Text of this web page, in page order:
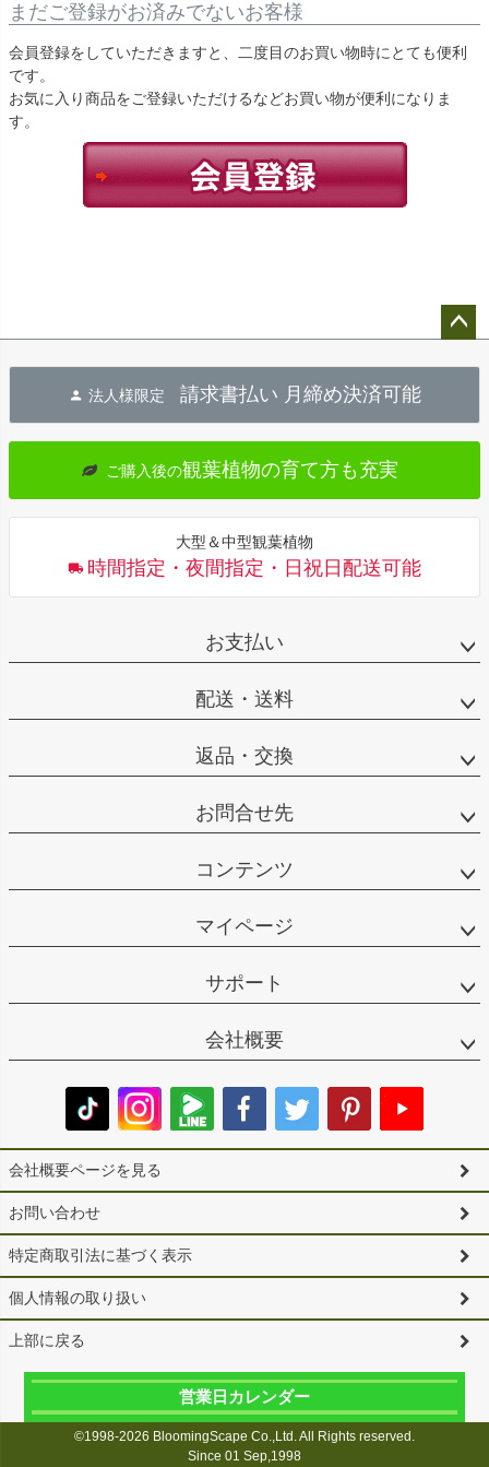
まだご登録がお済みでないお客様
会員登録をしていただきますと、二度目のお買い物時にとても便利
です。
お気に入り商品をご登録いただけるなどお買い物が便利になりま
す。
へ
法人様限定 請求書払い 月締め決済可能
ご購入後の観葉植物の育て方も充実
大型＆中型観葉植物
時間指定・夜間指定・日祝日配送可能
お支払い
配送・送料
返品・交換
お問合せ先
コンテンツ
マイページ
サポート
会社概要
会社概要ページを見る
お問い合わせ
特定商取引法に基づく表示
個人情報の取り扱い
上部に戻る
営業日カレンダー
©1998-2026 BloomingScape Co.,Ltd. All Rights reserved.
Since 01 Sep,1998